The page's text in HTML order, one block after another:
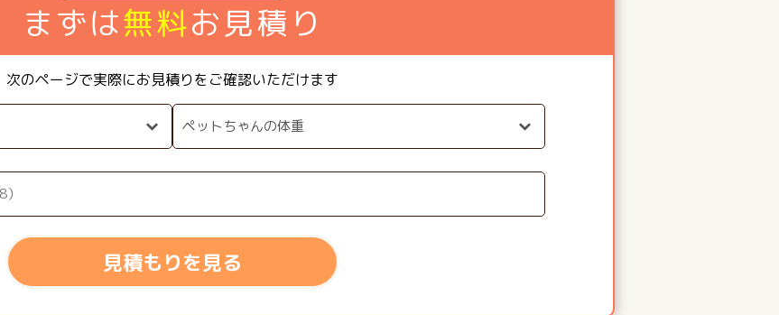
まずは無料お見積り
次のページで実際にお見積りをご確認いただけます
見積もりを見る